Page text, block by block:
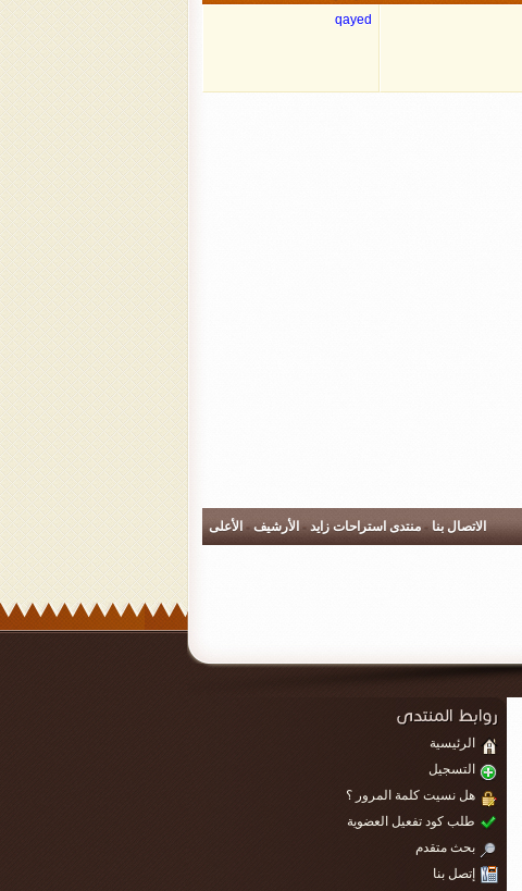
qayed
الاتصال بنا- منتدى استراحات زايد- الأرشيف - الأعلى
الرئيسية
التسجيل
هل نسيت كلمة المرور ؟
طلب كود تفعيل العضوية
بحث متقدم
إتصل بنا